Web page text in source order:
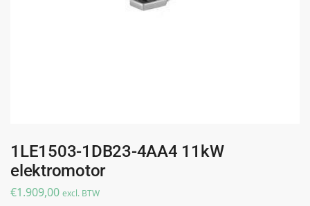
1LE1503-1DB23-4AA4 11kW
elektromotor
€1.909,00 excl. BTW